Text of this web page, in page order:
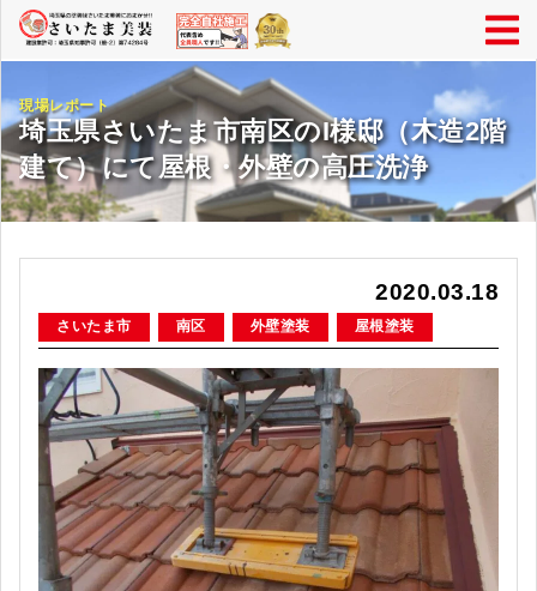
現場レポート
埼玉県さいたま市南区のI様邸（木造2階
建て）にて屋根・外壁の高圧洗浄
2020.03.18
さいたま市 南区 外壁塗装 屋根塗装